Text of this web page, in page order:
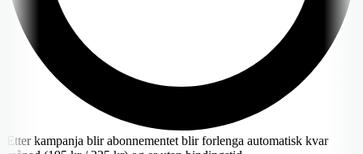
Etter kampanja blir abonnementet blir forlenga automatisk kvar